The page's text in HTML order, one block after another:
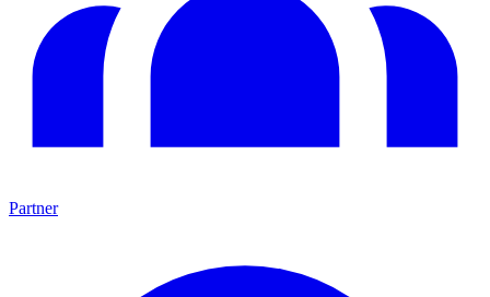
Partner